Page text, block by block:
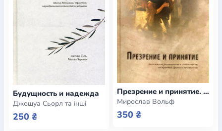
Богослов`яШлюб і сім`я
Юдаїзм
Супутні товари
Ручки кульковіВідеоГалантерея
Закладки для книгФутболки БрелокиСумкиБіжутерія
Щоденники / щотижневики
Вироби з дерева
Вироби з кераміки і глини
Вироби з срібла Картини
Шкіряні вироби МагнітиМеталеві
Міні-лампи Настільні ігриПакети
подарунковіПлакатиПластмасові виробиХустки
Подарункові карткиРозвиваючі ігри Репринти
ЗошитиФотокартини Чохли на Библії
Будущность и надежда
Джошуа Сьорл та інші
250 ₴
Презрение и принятие. Богословские размышления о самопознании, восприятии Другого и примирении
Мирослав Вольф
350 ₴